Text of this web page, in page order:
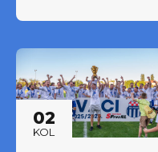
02
KOL